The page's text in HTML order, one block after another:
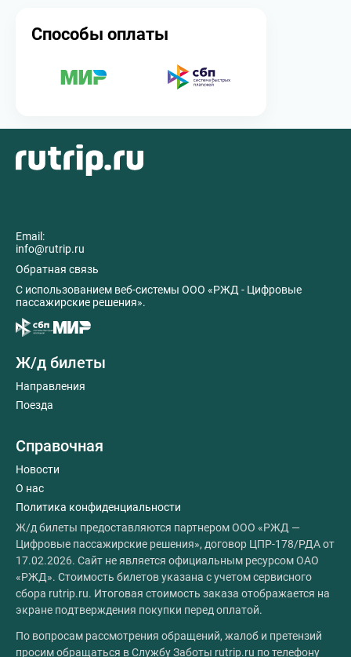
Способы оплаты
Email:
info@rutrip.ru
Обратная связь
C использованием веб-системы ООО «РЖД - Цифровые
пассажирские решения».
Ж/д билеты
Направления
Поезда
Справочная
Новости
О нас
Политика конфиденциальности
Ж/д билеты предоставляются партнером ООО «РЖД —
Цифровые пассажирские решения», договор ЦПР-178/РДА от
17.02.2026. Сайт не является официальным ресурсом ОАО
«РЖД». Стоимость билетов указана с учетом сервисного
сбора rutrip.ru. Итоговая стоимость заказа отображается на
экране подтверждения покупки перед оплатой.
По вопросам рассмотрения обращений, жалоб и претензий
просим обращаться в Службу Заботы rutrip.ru по телефону